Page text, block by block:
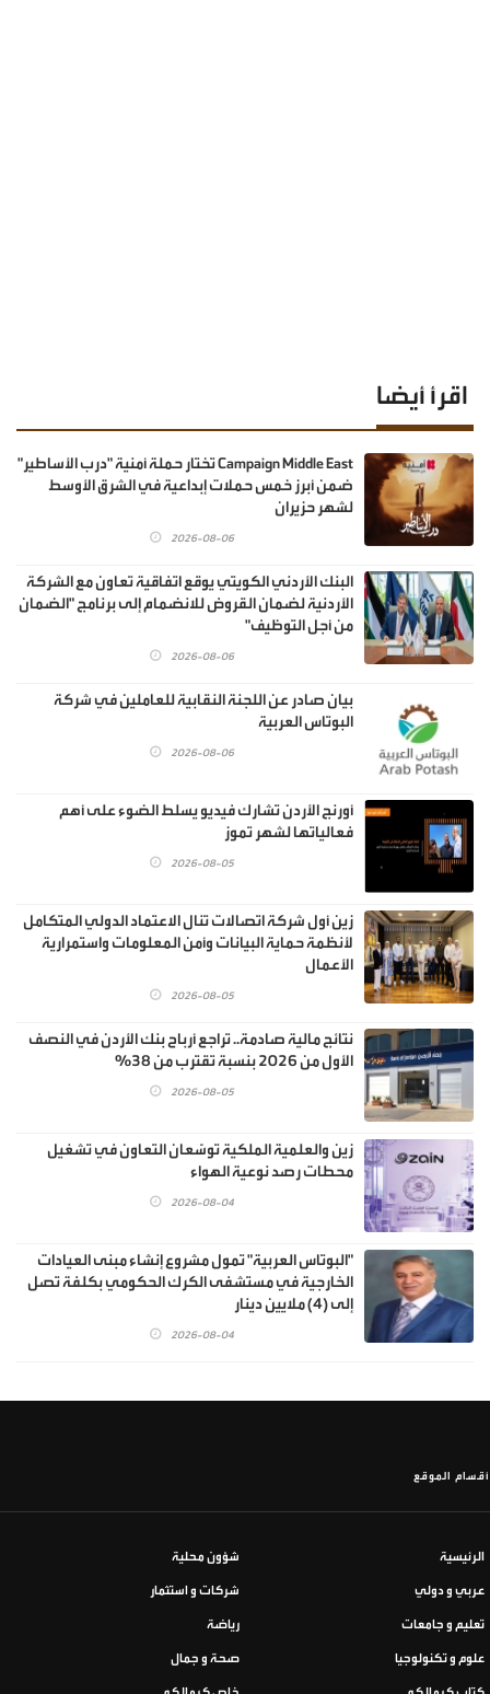
اقرأ أيضا
Campaign Middle East تختار حملة أمنية "درب الأساطير"
ضمن أبرز خمس حملات إبداعية في الشرق الأوسط
لشهر حزيران
2026-08-06
البنك الأردني الكويتي يوقع اتفاقية تعاون مع الشركة
الأردنية لضمان القروض للانضمام إلى برنامج "الضمان
من أجل التوظيف"
2026-08-06
بيان صادر عن اللجنة النقابية للعاملين في شركة
البوتاس العربية
2026-08-06
أورنج الأردن تشارك فيديو يسلط الضوء على أهم
فعالياتها لشهر تموز
2026-08-05
زين أول شركة اتصالات تنال الاعتماد الدولي المتكامل
لأنظمة حماية البيانات وأمن المعلومات واستمرارية
الأعمال
2026-08-05
نتائج مالية صادمة.. تراجع أرباح بنك الأردن في النصف
الأول من 2026 بنسبة تقترب من 38%
2026-08-05
زين والعلمية الملكية توسّعان التعاون في تشغيل
محطات رصد نوعية الهواء
2026-08-04
"البوتاس العربية" تمول مشروع إنشاء مبنى العيادات
الخارجية في مستشفى الكرك الحكومي بكلفة تصل
إلى (4) ملايين دينار
2026-08-04
أقسام الموقع
الرئيسية شؤون محلية
عربي و دولي شركات و استثمار
تعليم و جامعات رياضة
علوم و تكنولوجيا صحة و جمال